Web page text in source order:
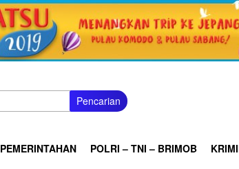
Pencarian
PEMERINTAHAN POLRI – TNI – BRIMOB